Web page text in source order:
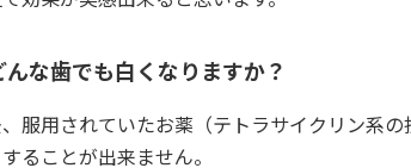
んな歯でも白くなりますか？
服用されていたお薬（テトラサイクリン系
ることが出来ません。